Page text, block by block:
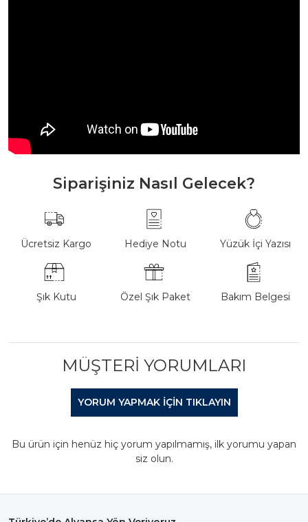
Siparişiniz Nasıl Gelecek?
Ücretsiz Kargo Hediye Notu Yüzük İçi Yazısı
Şık Kutu Özel Şık Paket Bakım Belgesi
MÜŞTERI YORUMLARI
YORUM YAPMAK IÇIN TIKLAYIN
Bu ürün için henüz hiç yorum yapılmamış, ilk yorumu yapan
siz olun.